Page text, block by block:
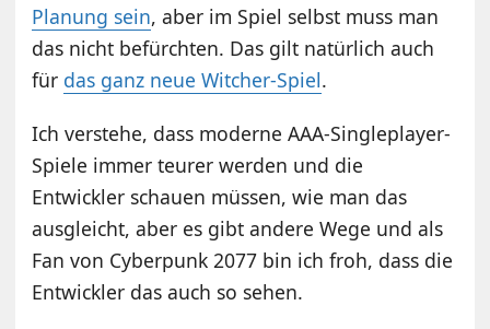
Planung sein, aber im Spiel selbst muss man
das nicht befürchten. Das gilt natürlich auch
für das ganz neue Witcher-Spiel.
Ich verstehe, dass moderne AAA-Singleplayer-
Spiele immer teurer werden und die
Entwickler schauen müssen, wie man das
ausgleicht, aber es gibt andere Wege und als
Fan von Cyberpunk 2077 bin ich froh, dass die
Entwickler das auch so sehen.